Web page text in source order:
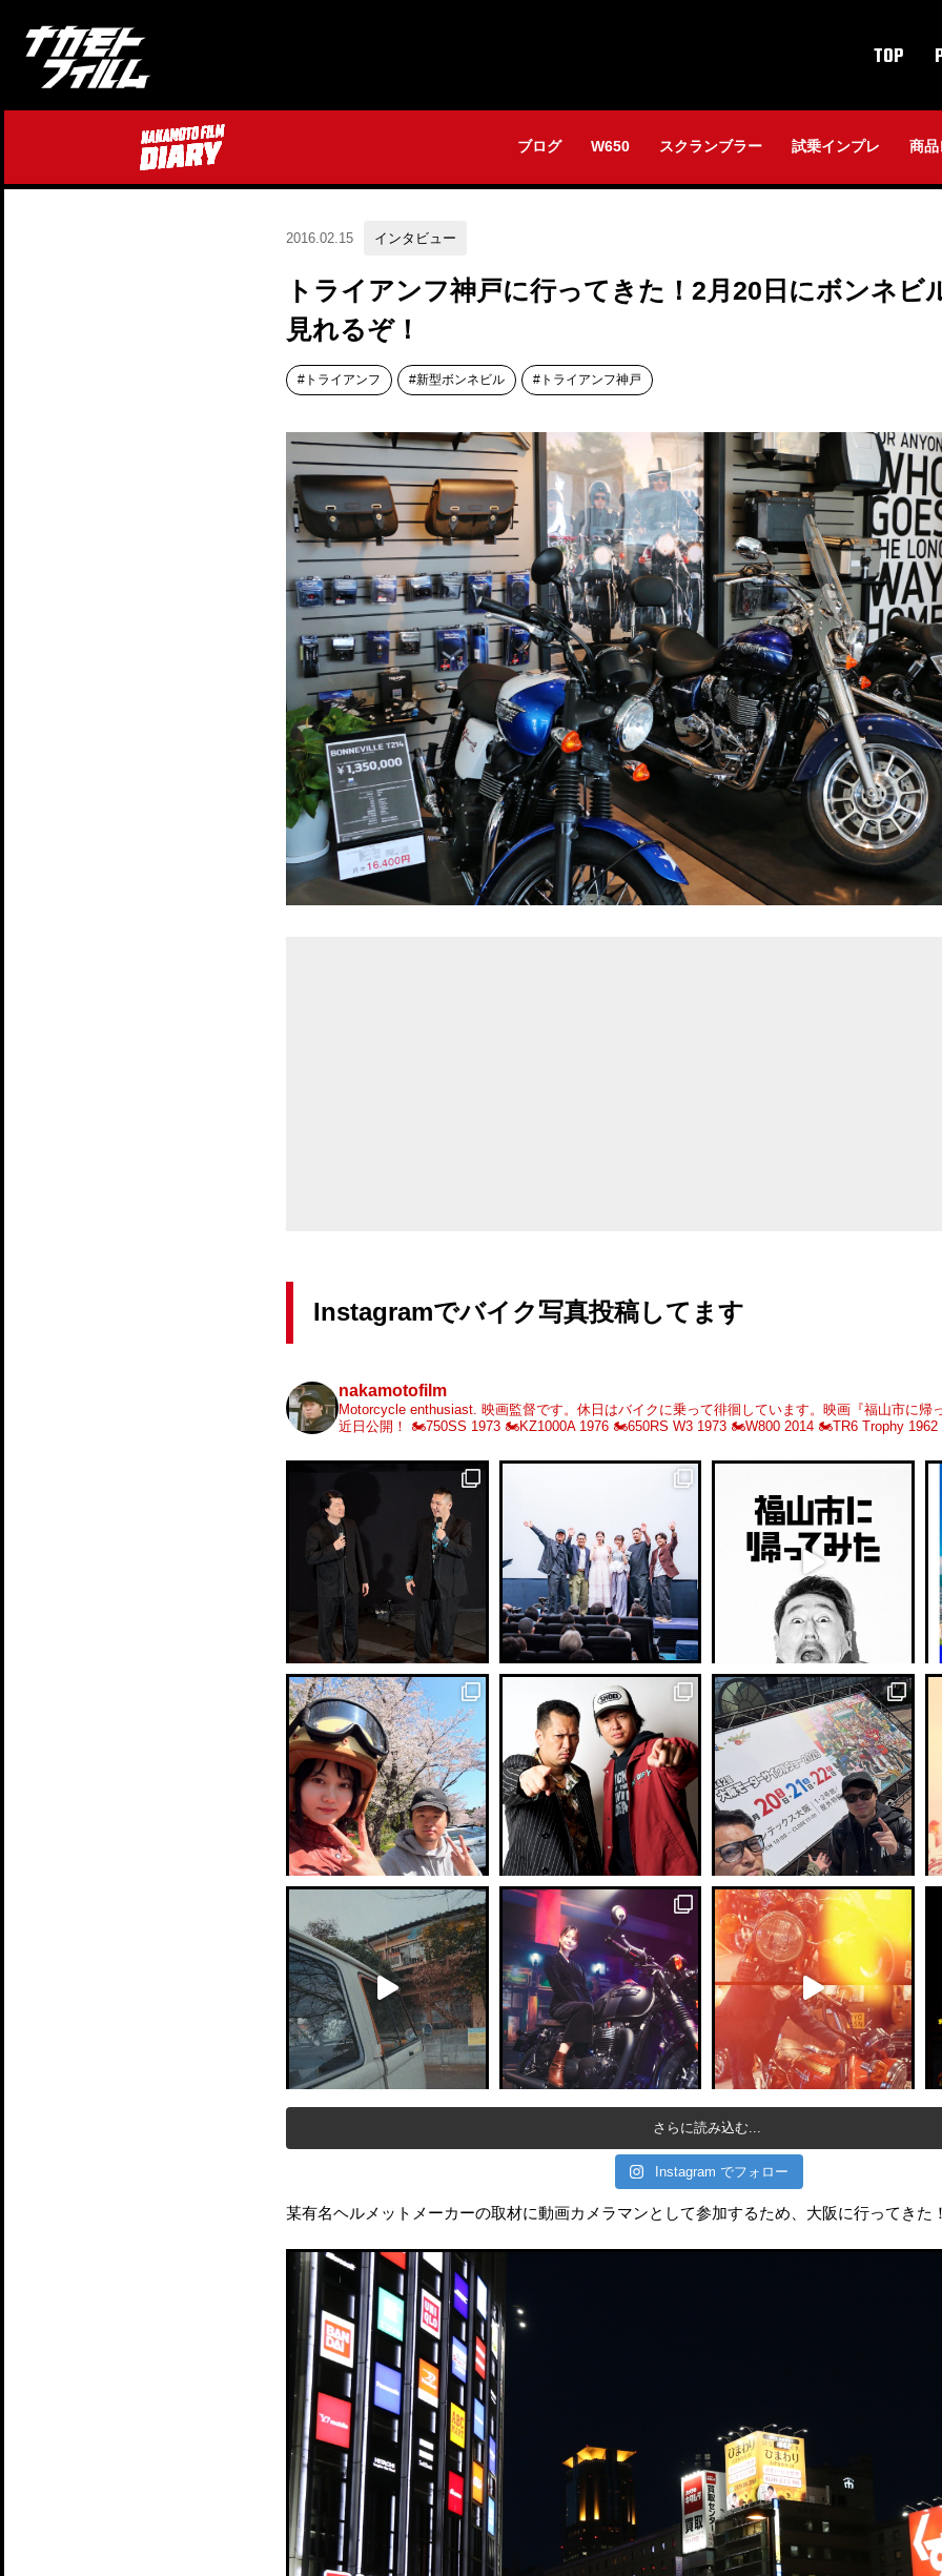
TOP
ブログ W650 スクランブラー 試乗インプレ 商品
2016.02.15 インタビュー
トライアンフ神戸に行ってきた！2月20日にボンネビ
見れるぞ！
トライアンフ 新型ボンネビル トライアンフ神戸
Instagramでバイク写真投稿してます
nakamotofilm
Motorcycle enthusiast. 映画監督です。休日はバイクに乗って徘徊しています。映画『福山市に帰
近日公開！
🏍️750SS 1973 🏍️KZ1000A 1976 🏍️650RS W3 1973 🏍️W800 2014 🏍️TR6 Trophy 1962
さらに読み込む...
Instagram でフォロー
某有名ヘルメットメーカーの取材に動画カメラマンとして参加するため、大阪に行ってきた